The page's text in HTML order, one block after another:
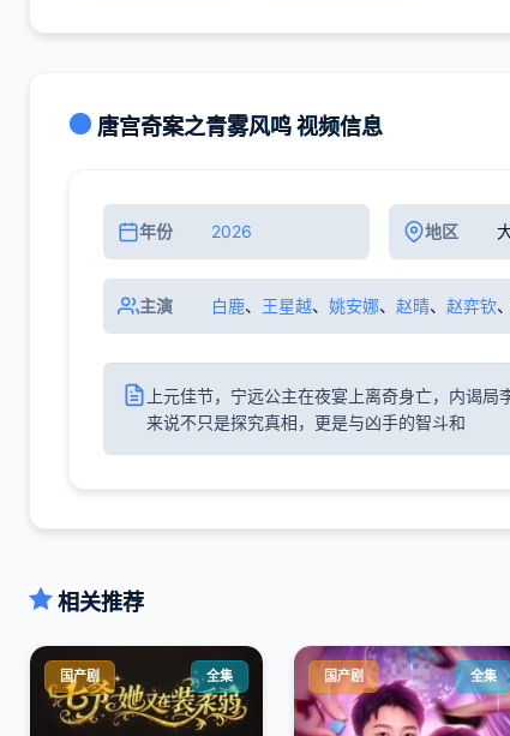
唐宫奇案之青雾风鸣 视频信息
年份 2026 地区
主演 白鹿、 王星越、 姚安娜、 赵晴、 赵弈钦、
上元佳节，宁远公主在夜宴上离奇身亡，内谒
来说不只是探究真相，更是与凶手的智斗和
相关推荐
国产剧 全集 国产剧 全集